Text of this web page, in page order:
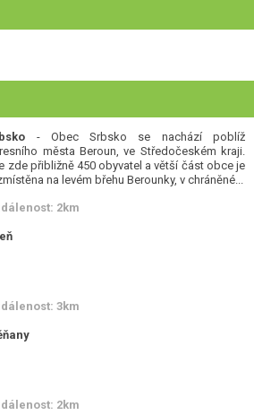
- Obec Srbsko se nachází poblíž
města Beroun, ve Středočeském kraji.
zde přibližně 450 obyvatel a větší část obce je
na levém břehu Berounky, v chráněné...
2km
3km
2km